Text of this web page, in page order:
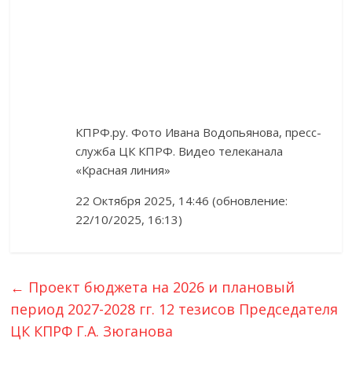
КПРФ.ру. Фото Ивана Водопьянова, пресс-
служба ЦК КПРФ. Видео телеканала
«Красная линия»
22 Октября 2025, 14:46 (обновление:
22/10/2025, 16:13)
← Проект бюджета на 2026 и плановый
период 2027-2028 гг. 12 тезисов Председателя
ЦК КПРФ Г.А. Зюганова